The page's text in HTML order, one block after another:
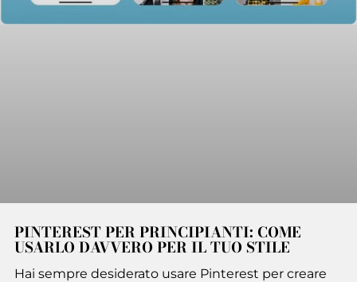
PINTEREST PER PRINCIPIANTI: COME
USARLO DAVVERO PER IL TUO STILE
Hai sempre desiderato usare Pinterest per creare